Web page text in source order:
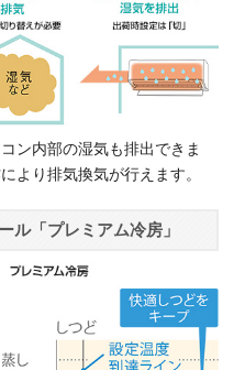
ン内部の湿気も排出できま
より排気換気が行えます。
ル「プレミアム冷房」